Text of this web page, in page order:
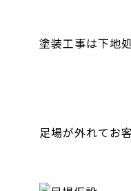
塗装工事は下地
足場が外れてお